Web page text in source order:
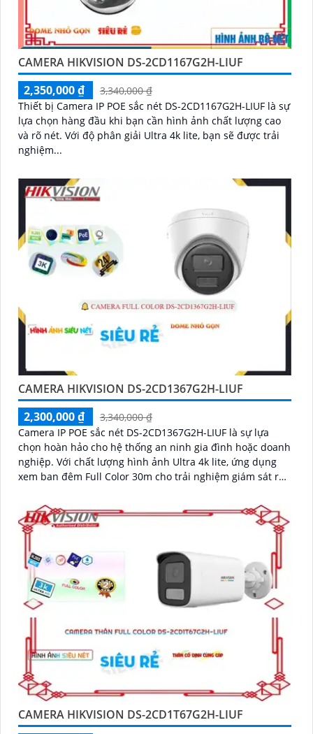
CAMERA HIKVISION DS-2CD1167G2H-LIUF
2,350,000 ₫
3,340,000 ₫
Thiết bị Camera IP POE sắc nét DS-2CD1167G2H-LIUF là sự
lựa chọn hàng đầu khi bạn cần hình ảnh chất lượng cao
và rõ nét. Với độ phân giải Ultra 4k lite, bạn sẽ được trải
nghiệm...
CAMERA HIKVISION DS-2CD1367G2H-LIUF
2,300,000 ₫
3,340,000 ₫
Camera IP POE sắc nét DS-2CD1367G2H-LIUF là sự lựa
chọn hoàn hảo cho hệ thống an ninh gia đình hoặc doanh
nghiệp. Với chất lượng hình ảnh Ultra 4k lite, ứng dụng
xem ban đêm Full Color 30m cho trải nghiệm giám sát rõ
CAMERA HIKVISION DS-2CD1T67G2H-LIUF